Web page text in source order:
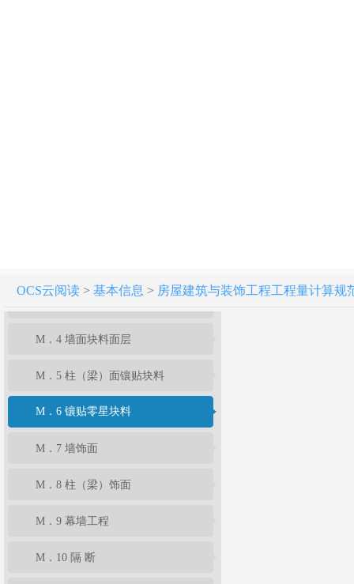
OCS云阅读> 基本信息 > 房屋建筑与装饰工程工程量计算规
M．4 墙面块料面层
M．5 柱（梁）面镶贴块料
M．6 镶贴零星块料
M．7 墙饰面
M．8 柱（梁）饰面
M．9 幕墙工程
M．10 隔 断